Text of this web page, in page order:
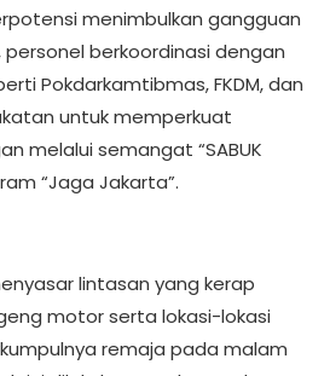
menimbulkan gangguan
berkoordinasi dengan
Pokdarkamtibmas, FKDM, dan
untuk memperkuat
melalui semangat “SABUK
“Jaga Jakarta”.
lintasan yang kerap
motor serta lokasi-lokasi
remaja pada malam